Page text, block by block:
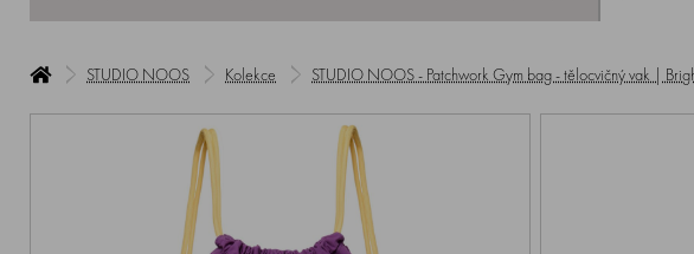
STUDIO NOOS Kolekce STUDIO NOOS - Patchwork Gym bag - tělocvičný vak |